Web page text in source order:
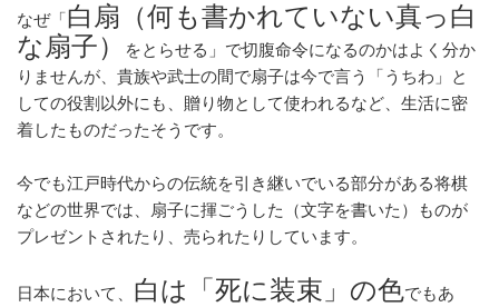
なぜ「白扇（何も書かれていない真っ白
な扇子）
をとらせる」で切腹命令になるのかはよく分か
りませんが、貴族や武士の間で扇子は今で言う「うちわ」と
しての役割以外にも、贈り物として使われるなど、生活に密
着したものだったそうです。
今でも江戸時代からの伝統を引き継いでいる部分がある将棋
などの世界では、扇子に揮ごうした（文字を書いた）ものが
プレゼントされたり、売られたりしています。
日本において、 白は「死に装束」の色でもあ